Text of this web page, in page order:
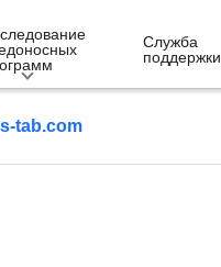
Служба
поддержки
tab.com